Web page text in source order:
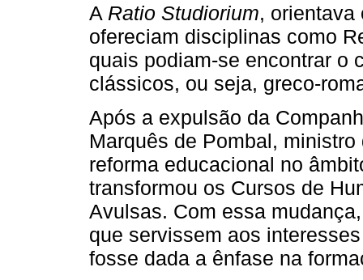
A Ratio Studiorium, orientava
ofereciam disciplinas como
quais podiam-se encontrar o
clássicos, ou seja, greco-
Após a expulsão da
Marquês de Pombal,
reforma educacional no
transformou os Cursos de
Avulsas. Com essa
que servissem aos
fosse dada a ênfase na